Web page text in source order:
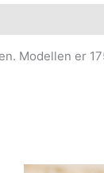
Modellen er